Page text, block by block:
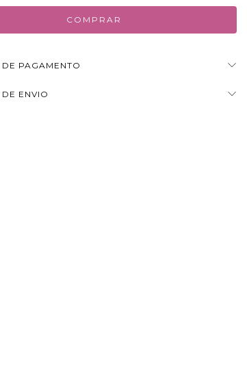
DE PAGAMENTO
ENVIO